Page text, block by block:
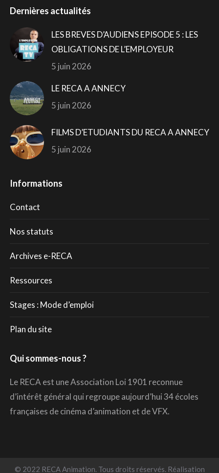
Dernières actualités
LES BREVES D’AUDIENS EPISODE 5 : LES
OBLIGATIONS DE L’EMPLOYEUR
5 juin 2026
LE RECA A ANNECY
5 juin 2026
FILMS D’ETUDIANTS DU RECA A ANNECY
5 juin 2026
Informations
Contact
Nos statuts
Archives e-RECA
Ressources
Stages : Mode d’emploi
Plan du site
Qui sommes-nous ?
Le RECA est une Association Loi 1901 reconnue
d’intérêt général qui regroupe aujourd’hui 34 écoles
françaises de cinéma d’animation et de VFX.
© 2022 RECA Animation. Tous droits réservés. Réalisation